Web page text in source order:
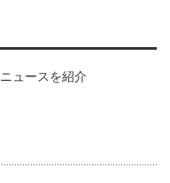
ュースを紹介